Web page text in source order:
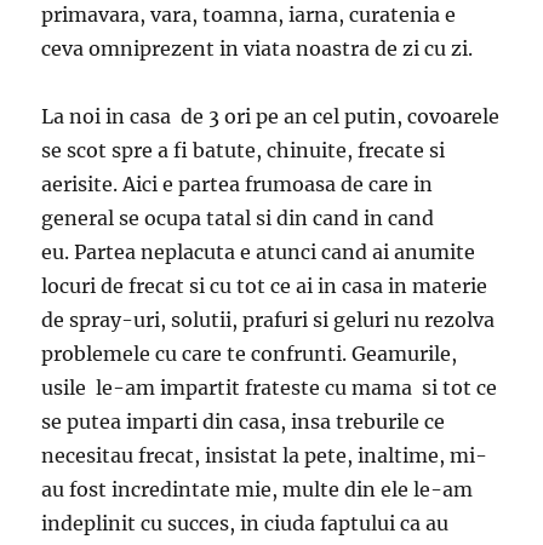
primavara, vara, toamna, iarna, curatenia e
ceva omniprezent in viata noastra de zi cu zi.
La noi in casa de 3 ori pe an cel putin, covoarele
se scot spre a fi batute, chinuite, frecate si
aerisite. Aici e partea frumoasa de care in
general se ocupa tatal si din cand in cand
eu. Partea neplacuta e atunci cand ai anumite
locuri de frecat si cu tot ce ai in casa in materie
de spray-uri, solutii, prafuri si geluri nu rezolva
problemele cu care te confrunti. Geamurile,
usile le-am impartit frateste cu mama si tot ce
se putea imparti din casa, insa treburile ce
necesitau frecat, insistat la pete, inaltime, mi-
au fost incredintate mie, multe din ele le-am
indeplinit cu succes, in ciuda faptului ca au